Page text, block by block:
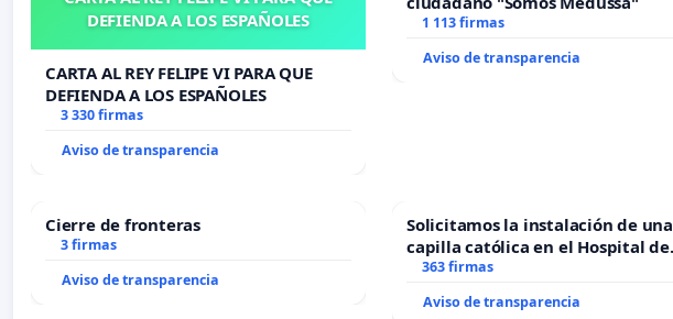
DEFIENDA A LOS ESPAÑOLES
CARTA AL REY FELIPE VI PARA QUE
DEFIENDA A LOS ESPAÑOLES
3 330 firmas
Aviso de transparencia
1 113 firmas
Aviso de transparencia
Cierre de fronteras
3 firmas
Aviso de transparencia
Solicitamos la instalación de una
capilla católica en el Hospital de
Alcañiz
363 firmas
Aviso de transparencia